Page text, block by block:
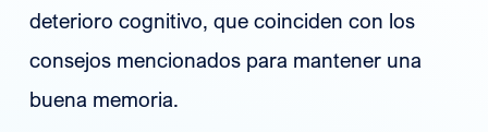
deterioro cognitivo, que coinciden con los
consejos mencionados para mantener una
buena memoria.